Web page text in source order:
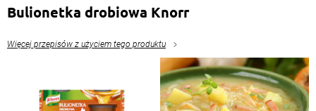
Bulionetka drobiowa Knorr
Więcej przepisów z użyciem tego produktu